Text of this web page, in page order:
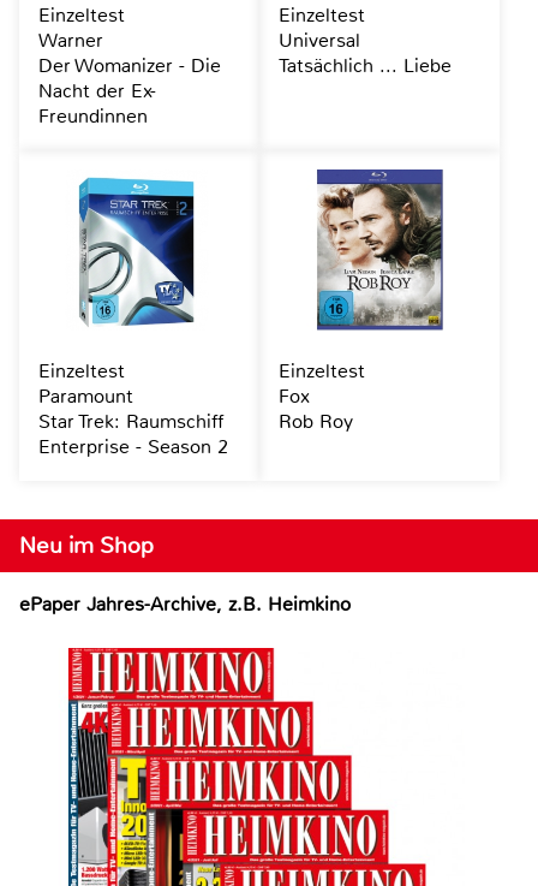
Neu im Shop
ePaper Jahres-Archive, z.B. Heimkino
Einzeltest
Warner
Der Womanizer - Die
Nacht der Ex-
Freundinnen
Einzeltest
Universal
Tatsächlich ... Liebe
Einzeltest
Paramount
Star Trek: Raumschiff
Enterprise - Season 2
Einzeltest
Fox
Rob Roy